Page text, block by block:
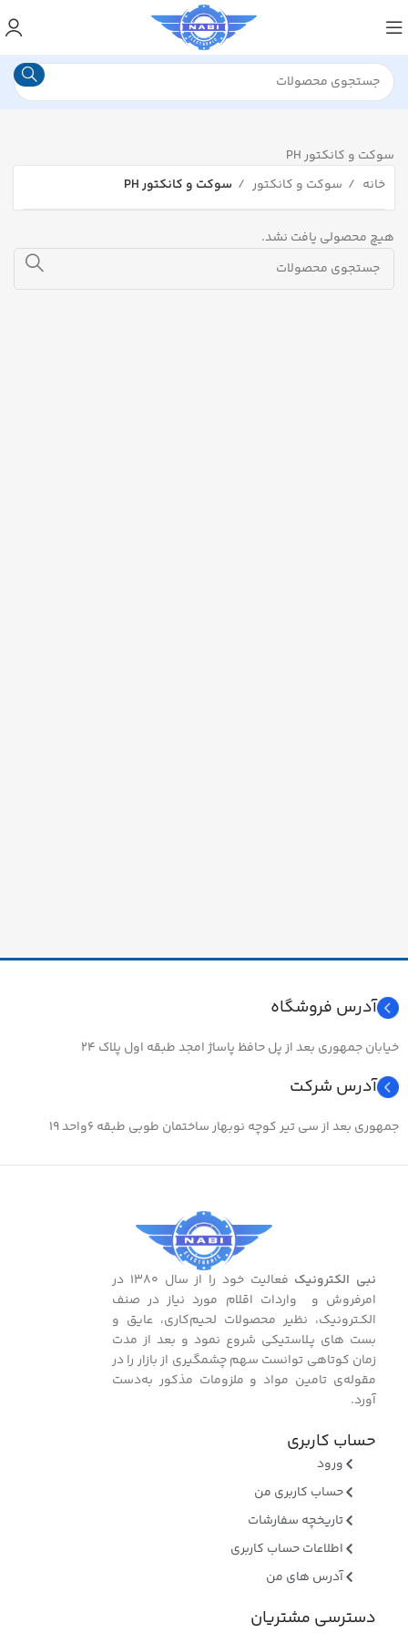
سوکت و کانکتور PH
خانه
سوکت و کانکتور سوکت و کانکتور PH
هیچ محصولی یافت نشد.
آدرس فروشگاه
خیابان جمهوری بعد از پل حافظ پاساژ امجد طبقه اول پلاک ۲۴
آدرس شرکت
جمهوری بعد از سی تیر کوچه نوبهار ساختمان طوبی طبقه ۶واحد ۱۹
نبی الکترونیک
فعالیت خود را از سال ۱۳۸۰ در
امرفروش و واردات اقلام مورد نیاز در صنف
الکـترونیک، نظیر محصولات لحیم‌کاری، عایق و
بست ‌های پـلاستیکی شروع نمود و بعد از مدت
زمان کوتاهی توانست سهم چشمگیری از بازار را در
مقوله‌ی تامین مواد و ملزومات مذکور به‌دست
آورد.
حساب کاربری
ورود
حساب کاربری من
تاریخچه سفارشات
اطلاعات حساب کاربری
آدرس های من
دسترسی مشتریان